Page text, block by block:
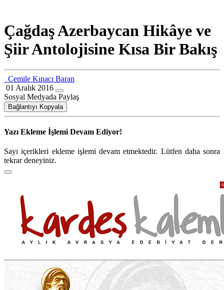
Çağdaş Azerbaycan Hikâye ve
Şiir Antolojisine Kısa Bir Bakış
Cemile Kınacı Baran
01 Aralık 2016
Sosyal Medyada Paylaş
Bağlantıyı Kopyala
Yazı Ekleme İşlemi Devam Ediyor!
Sayı içerikleri ekleme işlemi devam etmektedir. Lütfen daha sonra
tekrar deneyiniz.